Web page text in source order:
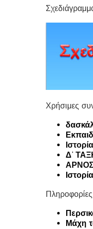
Χρήσιμες
Δ’
Πληροφορίες
Μάχη